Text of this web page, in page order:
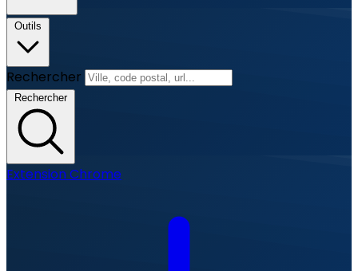
Outils
Rechercher
Rechercher
Extension Chrome